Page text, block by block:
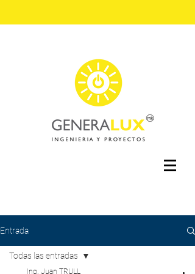
Entrada
Todas las entradas
Ing. Juan TRULL